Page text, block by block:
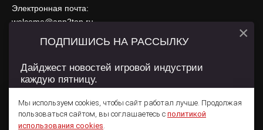
Электронная почта:
welcome@app2top.ru
При использовании материалов активная ссылка на
Сайт использует IP адреса, cookie, данные геолокации
использования содержатся вПолитике конфиденциальностии
Пользовательском соглашении .
Мы используем cookies, чтобы сайт работал лучше. Продолжая
пользоваться сайтом, вы соглашаетесь с политикой
использования cookies.
ПОДПИШИСЬ НА РАССЫЛКУ
Дайджест новостей игровой индустрии
каждую пятницу.
×